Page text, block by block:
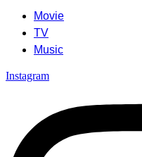
Movie
TV
Music
Instagram